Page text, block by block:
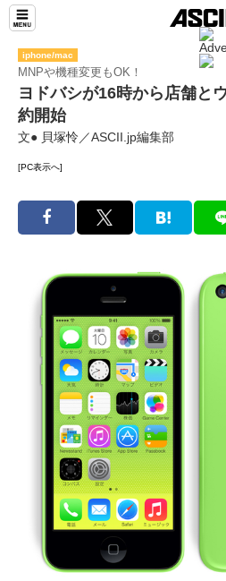
iphone/mac
MNPや機種変更もOK！
ヨドバシが16時から店舗と
約開始
文● 貝塚怜／ASCII.jp編集部
[PC表示へ]